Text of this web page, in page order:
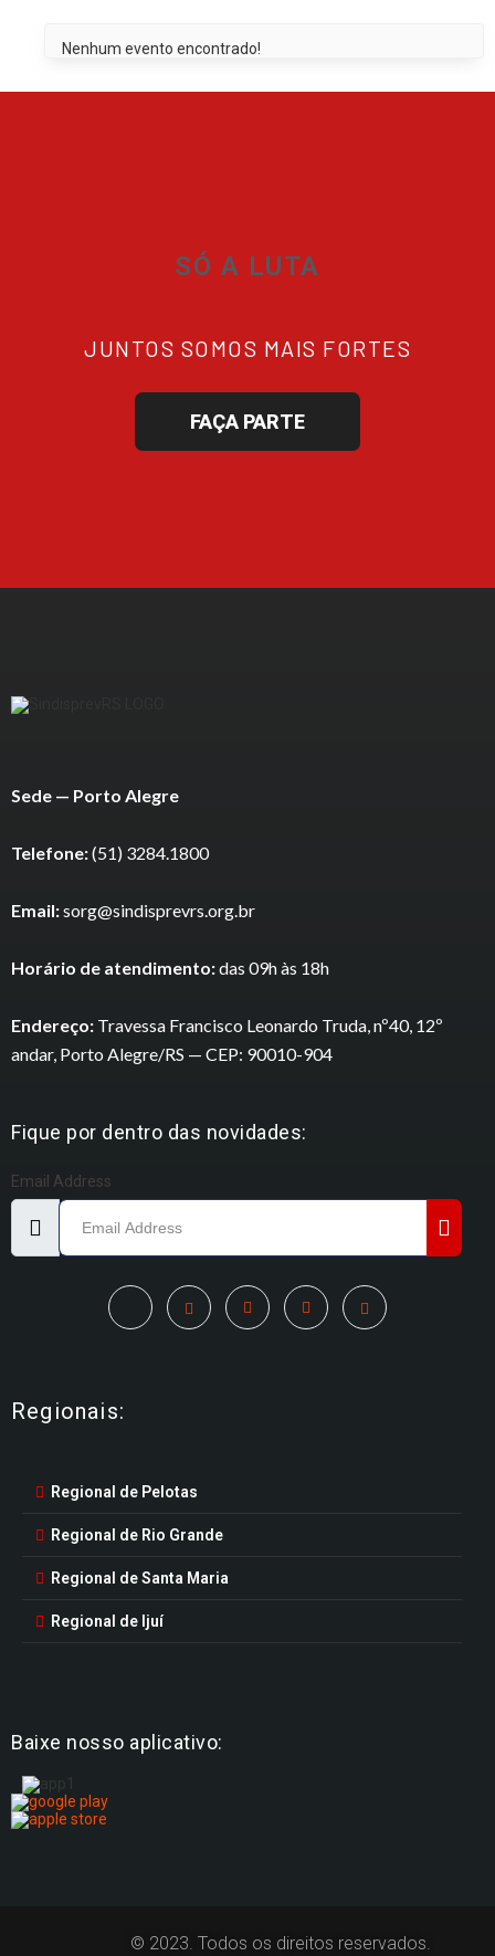
Nenhum evento encontrado!
SÓ A LUTA
JUNTOS SOMOS MAIS FORTES
FAÇA PARTE
Sede — Porto Alegre
Telefone:(51) 3284.1800
Email:sorg@sindisprevrs.org.br
Horário de atendimento:das 09h às 18h
Endereço: Travessa Francisco Leonardo Truda, nº40, 12º
andar, Porto Alegre/RS — CEP: 90010-904
Fique por dentro das novidades:
Email Address
Regionais:
Regional de Pelotas
Regional de Rio Grande
Regional de Santa Maria
Regional de Ijuí
Baixe nosso aplicativo:
© 2023. Todos os direitos reservados.